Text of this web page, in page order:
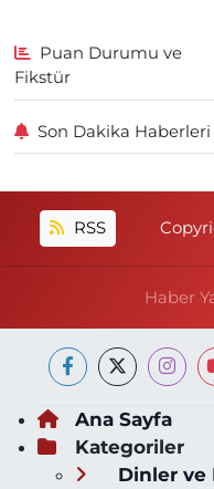
Puan Durumu ve
Fikstür
Son Dakika Haberleri
RSS
Haber
Ana Sayfa
Kategoriler
Dinler ve